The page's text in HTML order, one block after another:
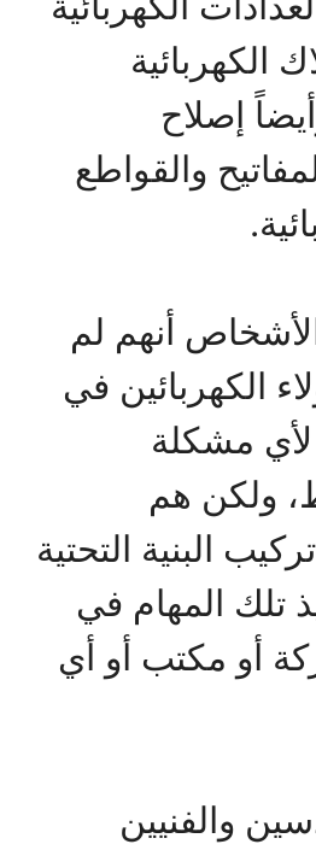
الكهربائية
إصلاح
والقواطع
أنهم لم
الكهربائين في
مشكلة
ولكن هم
البنية التحتية
تلك المهام في
أو مكتب أو أي
والفنيين